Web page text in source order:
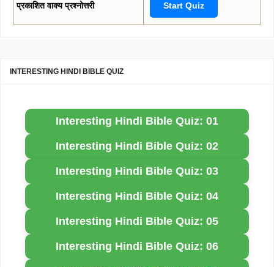
प्रकाशित वाक्य प्रश्नोत्तरी Start Quiz
INTERESTING HINDI BIBLE QUIZ
Interesting Hindi Bible Quiz: 01
Interesting Hindi Bible Quiz: 02
Interesting Hindi Bible Quiz: 03
Interesting Hindi Bible Quiz: 04
Interesting Hindi Bible Quiz: 05
Interesting Hindi Bible Quiz: 06